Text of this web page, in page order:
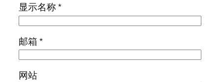
显示名称*
邮箱*
网站